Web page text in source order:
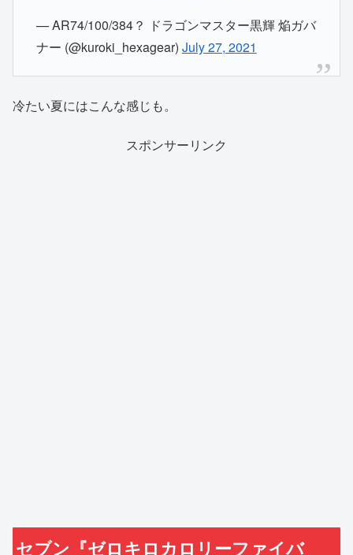
— AR74/100/384？ ドラゴンマスター黒輝 焔ガバ
ナー (@kuroki_hexagear) July 27, 2021
冷たい夏にはこんな感じも。
スポンサーリンク
セブン『ゼロキロカロリーファイバ